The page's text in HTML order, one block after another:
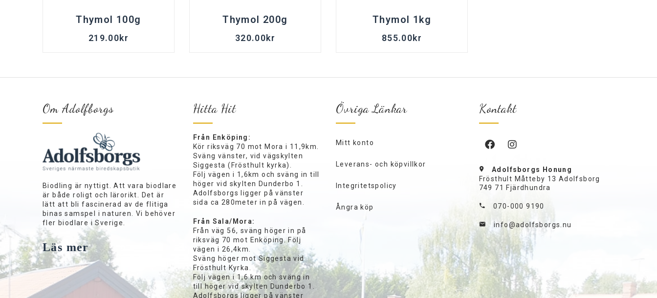
Thymol 100g
219.00kr
Thymol 200g
320.00kr
Thymol 1kg
855.00kr
Om Adolfborgs
Biodling är nyttigt. Att vara biodlare
är både roligt och lärorikt. Det är
lätt att bli fascinerad av de flitiga
binas samspel i naturen. Vi behöver
fler biodlare i Sverige.
Läs mer
Hitta Hit
Från Enköping:
Kör riksväg 70 mot Mora i 11,9km.
Sväng vänster, vid vägskylten
Siggesta (Frösthult kyrka).
Följ vägen i 1,6km och sväng in till
höger vid skylten Dunderbo 1.
Adolfsborgs ligger på vänster
sida ca 280meter in på vägen.
Från Sala/Mora:
Från väg 56, sväng höger in på
riksväg 70 mot Enköping. Följ
vägen i 26,4km.
Sväng höger mot Siggesta vid
Frösthult Kyrka.
Följ vägen i 1,6 km och sväng in
till höger vid skylten Dunderbo 1.
Adolfsborgs ligger på vänster
Övriga Länkar
Mitt konto
Leverans- och köpvillkor
Integritetspolicy
Ångra köp
Kontakt
Adolfsborgs Honung
Frösthult Måtteby 13 Adolfsborg
749 71 Fjärdhundra
070-000 9190
info@adolfsborgs.nu